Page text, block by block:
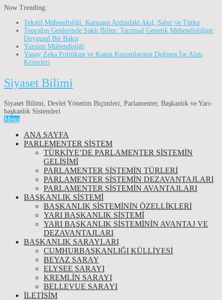
Now Trending:
Tekstil Mühendisliği: Kumaşın Ardındaki Akıl, Sabır ve Tutku
Toprağın Genlerinde Saklı Bilim: Tarımsal Genetik Mühendisliğine
Duygusal Bir Bakış
Yazılım Mühendisliği
Yapay Zeka Politikası ve Kamu Kurumlarının Değişen İşe Alım
Kriterleri
Siyaset Bilimi
Siyaset Bilimi, Devlet Yönetim Biçimleri, Parlamenter, Başkanlık ve Yarı-
başkanlık Sistemleri
Menu
ANA SAYFA
PARLEMENTER SİSTEM
TÜRKIYE’DE PARLAMENTER SISTEMIN
GELIŞIMI
PARLAMENTER SİSTEMİN TÜRLERİ
PARLAMENTER SİSTEMİN DEZAVANTAJLARI
PARLAMENTER SİSTEMİN AVANTAJLARI
BAŞKANLIK SİSTEMİ
BAŞKANLIK SISTEMININ ÖZELLIKLERI
YARI BAŞKANLIK SISTEMI
YARI BAŞKANLIK SISTEMININ AVANTAJ VE
DEZAVANTAJLARI
BAŞKANLIK SARAYLARI
CUMHURBAŞKANLIĞI KÜLLİYESİ
BEYAZ SARAY
ELYSEE SARAYI
KREMLIN SARAYI
BELLEVUE SARAYI
İLETIŞIM